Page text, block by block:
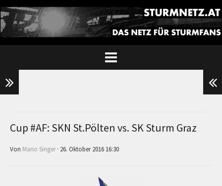
Cup #AF: SKN St.Pölten vs. SK Sturm Graz
Von Mario Singer· 26. Oktober 2016 16:30